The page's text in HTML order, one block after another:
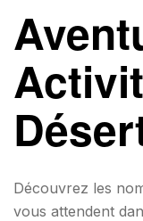
Découvrez les
vous attendent